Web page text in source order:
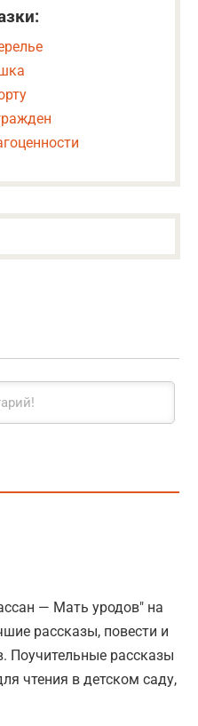
— Мать уродов" на
рассказы, повести и
Поучительные рассказы
чтения в детском саду,